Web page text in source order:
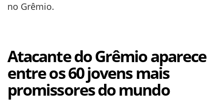
no Grêmio.
Atacante do Grêmio aparece
entre os 60 jovens mais
promissores do mundo